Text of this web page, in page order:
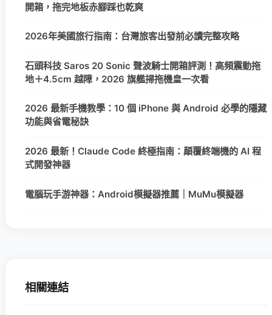
開箱，拖完地板赤腳踩也乾爽
2026年美國旅行指南：台灣旅客出發前必讀完整攻略
石頭科技 Saros 20 Sonic 聲波騎士開箱評測！高頻震動拖
地＋4.5cm 越障，2026 旗艦掃拖機皇一次看
2026 最新手機教學：10 個 iPhone 與 Android 必學的隱藏
功能與省電秘訣
2026 最新！Claude Code 終極指南：顛覆終端機的 AI 程
式開發神器
電腦玩手游神器：Android模擬器推薦｜MuMu模擬器
相關連結